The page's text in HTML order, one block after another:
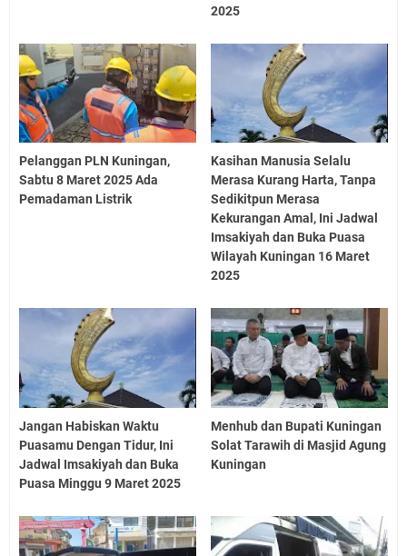
2025
Pelanggan PLN Kuningan,
Sabtu 8 Maret 2025 Ada
Pemadaman Listrik
Kasihan Manusia Selalu
Merasa Kurang Harta, Tanpa
Sedikitpun Merasa
Kekurangan Amal, Ini Jadwal
Imsakiyah dan Buka Puasa
Wilayah Kuningan 16 Maret
2025
Jangan Habiskan Waktu
Puasamu Dengan Tidur, Ini
Jadwal Imsakiyah dan Buka
Puasa Minggu 9 Maret 2025
Menhub dan Bupati Kuningan
Solat Tarawih di Masjid Agung
Kuningan